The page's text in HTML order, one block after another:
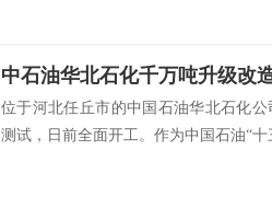
中石油华北石化千万吨升级改
位于河北任丘市的中国石油华北石化
测试，日前全面开工。作为中国石油“十